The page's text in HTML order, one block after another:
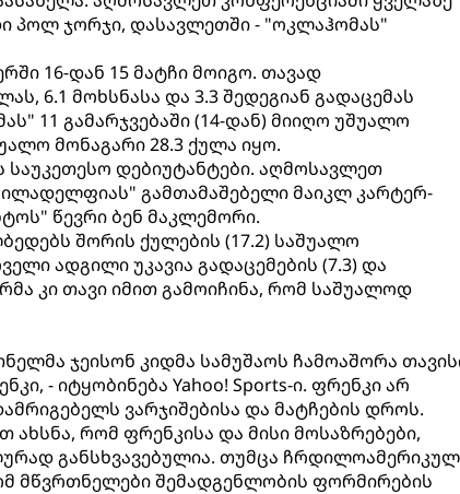
პოლ ჯორჯი, დასავლეთში - "ოკლაჰომას"
16-დან 15 მატჩი მოიგო. თავად
6.1 მოხსნასა და 3.3 შედეგიან გადაცემას
11 გამარჯვებაში (14-დან) მიიღო უშუალო
მონაგარი 28.3 ქულა იყო.
საუკეთესო დებიუტანტები. აღმოსავლეთ
გამთამაშებელი მაიკლ კარტერ-
წევრი ბენ მაკლემორი.
შორის ქულების (17.2) საშუალო
ადგილი უკავია გადაცემების (7.3) და
კი თავი იმით გამოიჩინა, რომ საშუალოდ
ჯეისონ კიდმა სამუშაოს ჩამოაშორა
- იტყობინება Yahoo! Sports-ი. ფრენკი არ
ვარჯიშებისა და მატჩების დროს.
ახსნა, რომ ფრენკისა და მისი მოსაზრებები,
განსხვავებულია. თუმცა ჩრდილოამერიკულ
მწვრთნელები შემადგენლობის ფორმირების